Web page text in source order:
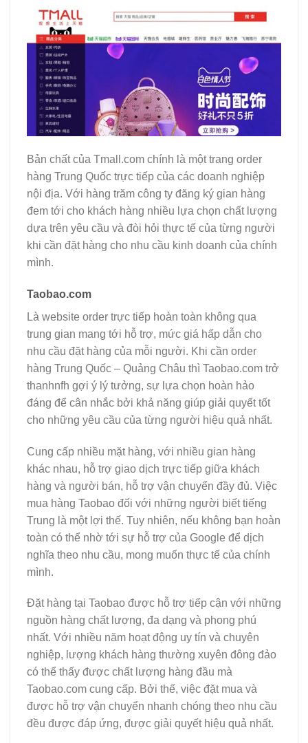
Bản chất của Tmall.com chính là một trang order
hàng Trung Quốc trực tiếp của các doanh nghiệp
nội địa. Với hàng trăm công ty đăng ký gian hàng
đem tới cho khách hàng nhiều lựa chọn chất lượng
dựa trên yêu cầu và đòi hỏi thực tế của từng người
khi cần đặt hàng cho nhu cầu kinh doanh của chính
mình.
Taobao.com
Là website order trực tiếp hoàn toàn không qua
trung gian mang tới hỗ trợ, mức giá hấp dẫn cho
nhu cầu đặt hàng của mỗi người. Khi cần order
hàng Trung Quốc – Quảng Châu thì Taobao.com trở
thanhnfh gợi ý lý tưởng, sự lựa chọn hoàn hảo
đáng để cân nhắc bởi khả năng giúp giải quyết tốt
cho những yêu cầu của từng người hiệu quả nhất.
Cung cấp nhiều mặt hàng, với nhiều gian hàng
khác nhau, hỗ trợ giao dịch trực tiếp giữa khách
hàng và người bán, hỗ trợ vận chuyển đầy đủ. Việc
mua hàng Taobao đối với những người biết tiếng
Trung là một lợi thế. Tuy nhiên, nếu không bạn hoàn
toàn có thể nhờ tới sự hỗ trợ của Google để dịch
nghĩa theo nhu cầu, mong muốn thực tế của chính
mình.
Đặt hàng tại Taobao được hỗ trợ tiếp cận với những
nguồn hàng chất lượng, đa dạng và phong phú
nhất. Với nhiều năm hoạt động uy tín và chuyên
nghiệp, lượng khách hàng thường xuyên đông đảo
có thể thấy được chất lượng hàng đầu mà
Taobao.com cung cấp. Bởi thế, việc đặt mua và
được hỗ trợ vận chuyển nhanh chóng theo nhu cầu
đều được đáp ứng, được giải quyết hiệu quả nhất.